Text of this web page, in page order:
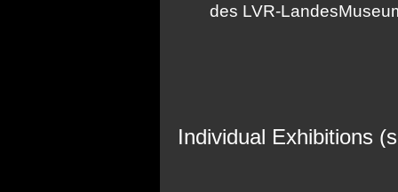
des LVR-
Individual Exhibitions